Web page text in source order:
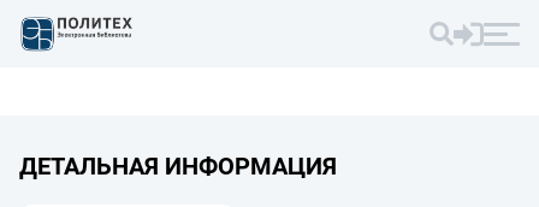
ДЕТАЛЬНАЯ ИНФОРМАЦИЯ